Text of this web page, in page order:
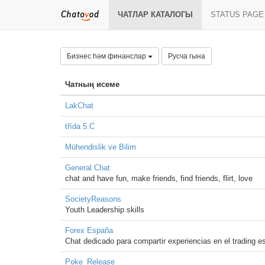
ЧАТЛАР КАТАЛОГЫ STATUS PAGE
Бизнес һәм финанслар Русча гына
Чатның исеме
LakChat
třída 5.C
Mühendislik ve Bilim
General Chat
chat and have fun, make friends, find friends, flirt, love
SocietyReasons
Youth Leadership skills
Forex España
Chat dedicado para compartir experiencias en el trading
Poke_Release